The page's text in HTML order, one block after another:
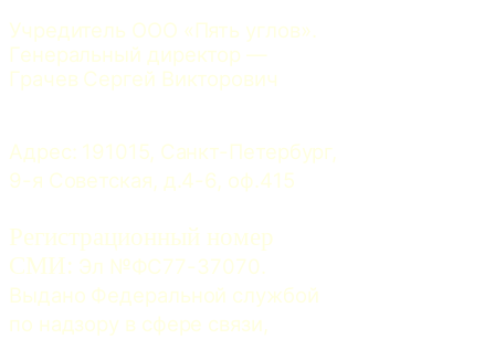
Учредитель ООО «Пять углов».
Генеральный директор —
Грачев Сергей Викторович
Адрес: 191015, Санкт-Петербург,
9-я Советская, д.4-6, оф.415
Регистрационный номер
СМИ: Эл №ФС77-37070.
Выдано Федеральной службой
по надзору в сфере связи,